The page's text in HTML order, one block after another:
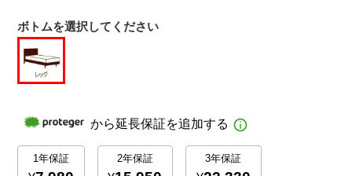
ボトムを選択してください